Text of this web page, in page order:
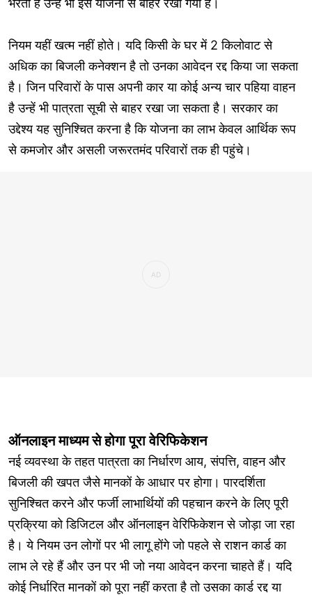
नियम यहीं खत्म नहीं होते। यदि किसी के घर में 2 किलोवाट से
अधिक का बिजली कनेक्शन है तो उनका आवेदन रद्द किया जा सकता
है। जिन परिवारों के पास अपनी कार या कोई अन्य चार पहिया वाहन
है उन्हें भी पात्रता सूची से बाहर रखा जा सकता है। सरकार का
उद्देश्य यह सुनिश्चित करना है कि योजना का लाभ केवल आर्थिक रूप
से कमजोर और असली जरूरतमंद परिवारों तक ही पहुंचे।
ऑनलाइन माध्यम से होगा पूरा वेरिफिकेशन
नई व्यवस्था के तहत पात्रता का निर्धारण आय, संपत्ति, वाहन और
बिजली की खपत जैसे मानकों के आधार पर होगा। पारदर्शिता
सुनिश्चित करने और फर्जी लाभार्थियों की पहचान करने के लिए पूरी
प्रक्रिया को डिजिटल और ऑनलाइन वेरिफिकेशन से जोड़ा जा रहा
है। ये नियम उन लोगों पर भी लागू होंगे जो पहले से राशन कार्ड का
लाभ ले रहे हैं और उन पर भी जो नया आवेदन करना चाहते हैं। यदि
कोई निर्धारित मानकों को पूरा नहीं करता है तो उसका कार्ड रद्द या